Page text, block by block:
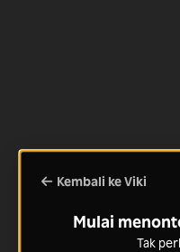
Kembali ke Viki
Mulai
Tak